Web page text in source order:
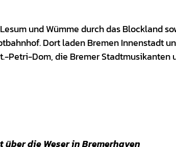
und Wümme durch das Blockland
Dort laden Bremen Innenstadt
Petri-Dom, die Bremer Stadtmusikanten
über die Weser in Bremerhaven